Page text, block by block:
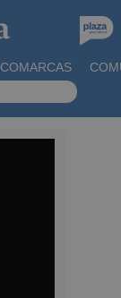
COMARCAS